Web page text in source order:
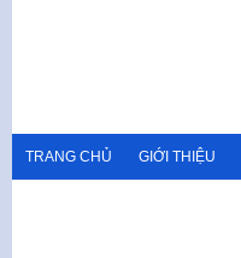
TRANG CHỦ GIỚI THIỆU